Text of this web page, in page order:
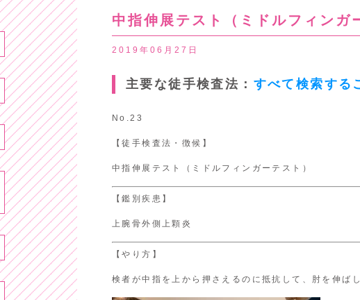
中指伸展テスト（ミドルフィンガ
2019年06月27日
主要な徒手検査法： すべて検索する
No.23
【徒手検査法・徴候】
中指伸展テスト（ミドルフィンガーテスト）
【鑑別疾患】
上腕骨外側上顆炎
【やり方】
検者が中指を上から押さえるのに抵抗して、肘を伸ば